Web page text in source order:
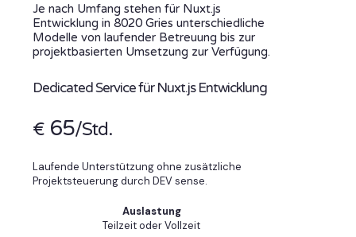
Je nach Umfang stehen für Nuxt.js
Entwicklung in 8020 Gries unterschiedliche
Modelle von laufender Betreuung bis zur
projektbasierten Umsetzung zur Verfügung.
Dedicated Service für Nuxt.js Entwicklung
€ 65/Std.
Laufende Unterstützung ohne zusätzliche
Projektsteuerung durch DEV sense.
Auslastung
Teilzeit oder Vollzeit